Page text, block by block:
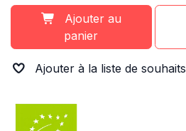
Ajouter au
panier
Ajouter à la liste de souhaits